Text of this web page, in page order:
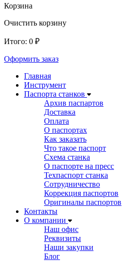
Корзина
Очистить корзину
Итого: 0 ₽
Оформить заказ
Главная
Инструмент
Паспорта станков
Архив паспартов
Доставка
Оплата
О паспортах
Как заказать
Что такое паспорт
Схема станка
О паспорте на пресс
Техпаспорт станка
Сотрудничество
Коррекция паспортов
Оригиналы паспортов
Контакты
О компании
Наш офис
Реквизиты
Наши закупки
Блог